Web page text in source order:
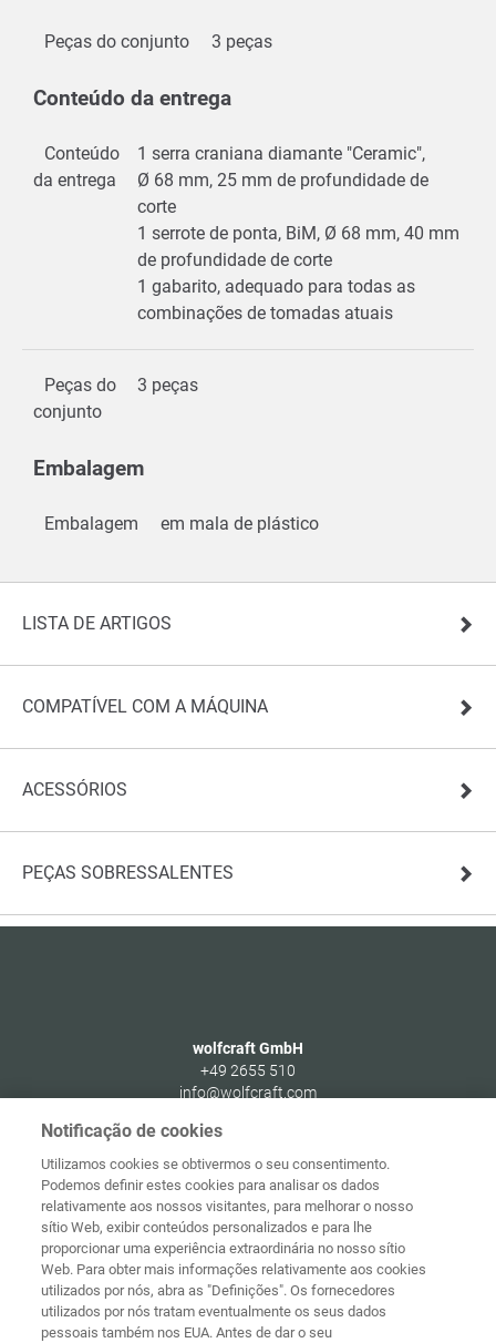
Peças do conjunto 3 peças
Conteúdo da entrega
Conteúdo
da entrega
1 serra craniana diamante "Ceramic",
Ø 68 mm, 25 mm de profundidade de
corte
1 serrote de ponta, BiM, Ø 68 mm, 40 mm
de profundidade de corte
1 gabarito, adequado para todas as
combinações de tomadas atuais
Peças do
conjunto
3 peças
Embalagem
Embalagem em mala de plástico
LISTA DE ARTIGOS
COMPATÍVEL COM A MÁQUINA
ACESSÓRIOS
PEÇAS SOBRESSALENTES
wolfcraft GmbH
+49 2655 510
info@wolfcraft.com
Wolffstraße 1
Germany
Página
principal Contacto Aviso legal
Proteção de
Notificação de cookies
Utilizamos cookies se obtivermos o seu consentimento.
Podemos definir estes cookies para analisar os dados
relativamente aos nossos visitantes, para melhorar o nosso
sítio Web, exibir conteúdos personalizados e para lhe
proporcionar uma experiência extraordinária no nosso sítio
Web. Para obter mais informações relativamente aos cookies
utilizados por nós, abra as "Definições". Os fornecedores
utilizados por nós tratam eventualmente os seus dados
pessoais também nos EUA. Antes de dar o seu